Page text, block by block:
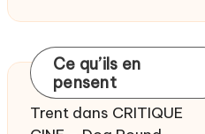
Ce qu’ils en
pensent
Trent dans CRITIQUE